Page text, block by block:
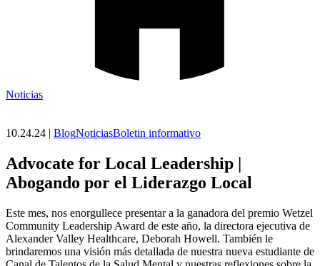
Noticias
10.24.24 | BlogNoticiasBoletin informativo
Advocate for Local Leadership |
Abogando por el Liderazgo Local
Este mes, nos enorgullece presentar a la ganadora del premio Wetzel
Community Leadership Award de este año, la directora ejecutiva de
Alexander Valley Healthcare, Deborah Howell. También le
brindaremos una visión más detallada de nuestra nueva estudiante de